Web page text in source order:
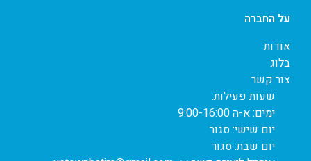
על החברה
אודות
בלוג
צור קשר
שעות פעילות:
ימים: א-ה 9:00-16:00
יום שישי: סגור
יום שבת: סגור